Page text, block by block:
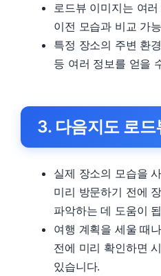
로드뷰 이미지는 여
이전 모습과 비교 가
특정 장소의 주변 환
등 여러 정보를 얻을
3. 다음지도 로드
실제 장소의 모습을
미리 방문하기 전에
파악하는 데 도움이
여행 계획을 세울 때
전에 미리 확인하면
있습니다.